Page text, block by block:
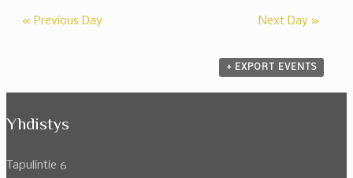
« Previous Day Next Day »
+ EXPORT EVENTS
Yhdistys
Tapulintie 6